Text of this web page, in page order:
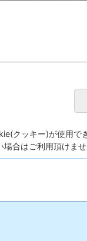
クッキー)が使用で
合はご利用頂けませ